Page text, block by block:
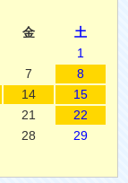
金
土
1
7
8
14
15
21
22
28
29